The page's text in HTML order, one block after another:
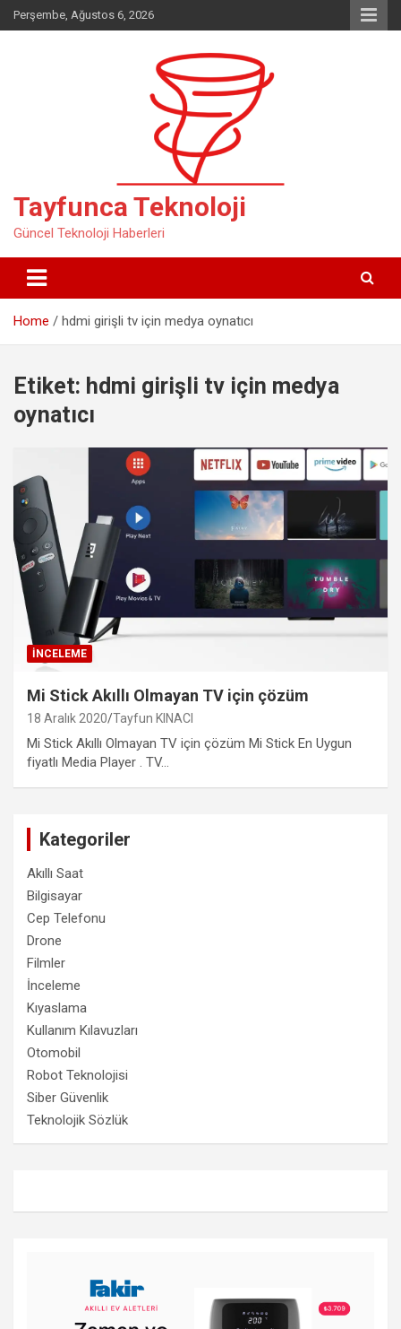
Skip
to
Perşembe, Ağustos 6, 2026
Tayfunca Teknoloji
Güncel Teknoloji Haberleri
Home hdmi girişli tv için medya oynatıcı
Etiket: hdmi girişli tv için medya
oynatıcı
İNCELEME
Mi Stick Akıllı Olmayan TV için çözüm
18 Aralık 2020 Tayfun KINACI
Mi Stick Akıllı Olmayan TV için çözüm Mi Stick En Uygun
fiyatlı Media Player . TV…
Kategoriler
Akıllı Saat
Bilgisayar
Cep Telefonu
Drone
Filmler
İnceleme
Kıyaslama
Kullanım Kılavuzları
Otomobil
Robot Teknolojisi
Siber Güvenlik
Teknolojik Sözlük